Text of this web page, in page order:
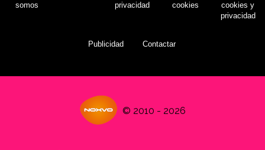
somos
privacidad
cookies
cookies y
privacidad
Publicidad Contactar
© 2010 - 2026